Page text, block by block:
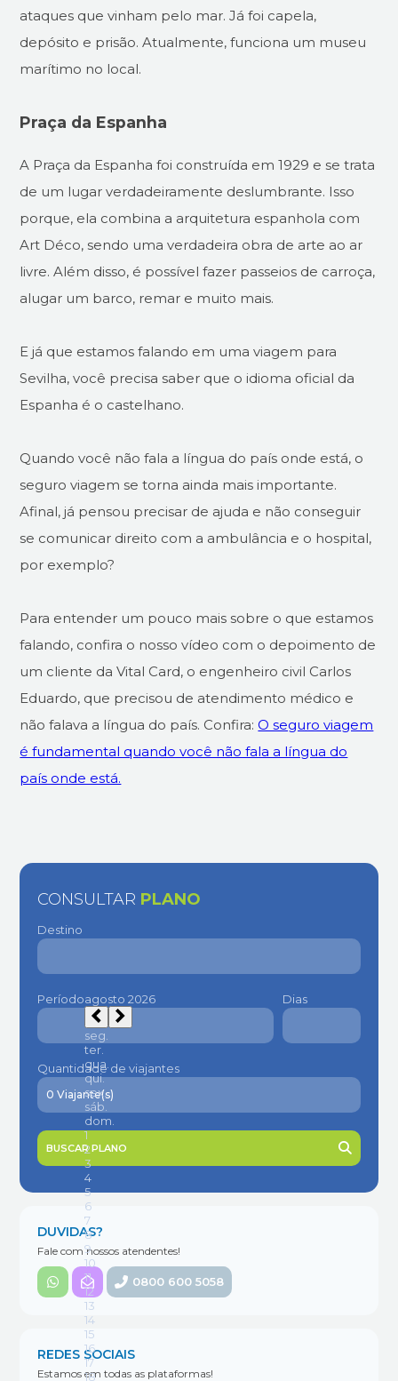
ataques que vinham pelo mar. Já foi capela,
depósito e prisão. Atualmente, funciona um museu
marítimo no local.
Praça da Espanha
A Praça da Espanha foi construída em 1929 e se trata
de um lugar verdadeiramente deslumbrante. Isso
porque, ela combina a arquitetura espanhola com
Art Déco, sendo uma verdadeira obra de arte ao ar
livre. Além disso, é possível fazer passeios de carroça,
alugar um barco, remar e muito mais.
E já que estamos falando em uma viagem para
Sevilha, você precisa saber que o idioma oficial da
Espanha é o castelhano.
Quando você não fala a língua do país onde está, o
seguro viagem se torna ainda mais importante.
Afinal, já pensou precisar de ajuda e não conseguir
se comunicar direito com a ambulância e o hospital,
por exemplo?
Para entender um pouco mais sobre o que estamos
falando, confira o nosso vídeo com o depoimento de
um cliente da Vital Card, o engenheiro civil Carlos
Eduardo, que precisou de atendimento médico e
não falava a língua do país. Confira:O seguro viagem
é fundamental quando você não fala a língua do
país onde está.
CONSULTAR PLANO
Destino
Período Dias
Quantidade de viajantes
BUSCAR PLANO
DUVIDAS?
Fale com nossos atendentes!
0800 600 5058
REDES SOCIAIS
Estamos em todas as plataformas!